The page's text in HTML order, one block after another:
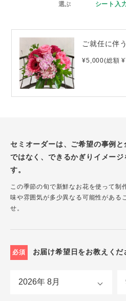
選ぶ
シート入
ご就任に伴
¥5,000(総額
セミオーダーは、ご希望の事例
ではなく、できるかぎりイメー
す。
この季節の旬で新鮮なお花を使って制
味や雰囲気が多少異なる可能性がある
せ。
必須 お届け希望日をお教えくだ